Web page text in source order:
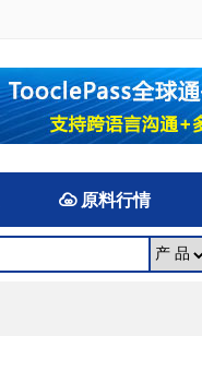
原料行情